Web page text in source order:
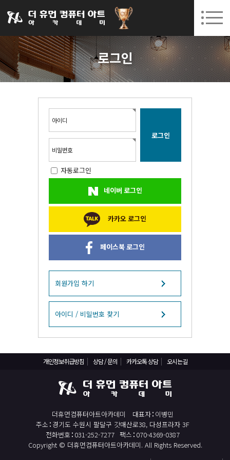
031-252-7277 수원캠퍼스 개강 08. 12.(수)
회원가입 고객센터
로그인
아이디
비밀번호
자동로그인
네이버 로그인
카카오 로그인
페이스북 로그인
회원가입 하기
아이디 / 비밀번호 찾기
개인정보취급방침 상담 / 문의 카카오톡 상담 오시는길
더휴먼컴퓨터아트아카데미 대표자 이병민
주소 경기도 수원시 팔달구 갓매산로38, 다성프라자 3F
전화번호 031-252-7277 팩스 070-4369-0387
Copyright © 더휴먼컴퓨터아트아카데미. All Rights Reserved.
아카데미소개
인사말
국비지원 무료교육
BIM 건축설계 및 실내건축설계(캐드(CAD),맥스(MAX),레빗(REVIT))실무자 양성과정
React, Veu 프레임워크 기반 프론트엔드 개발 양성 지원
반응형/웹퍼블리셔/프론트엔드 웹개발자(웹디자인)
자바(Java)기반 JSP/스프링 웹개발자(정보처리산업기사)(과정평가형)
디지털컨버전스 자바(JAVA)개발자(전자정부 프레임워크/SPRING)
전산세무회계 자격취득과정[전산회계1급/전산세무2급/FAT1급/TAT2급]
컴퓨터활용능력2급(필기+실기) 및 ITQ자격증 취득(한글,엑셀,파워포인트)
직업상담사 2급 (필기+실기) 자격증 취득과정
일러스트 자격증 취득과정(GTQi 1급)
전산회계 1급 / FAT 1급 자격증 취득과정
전산세무 2급 / TAT 2급 자격증 취득과정